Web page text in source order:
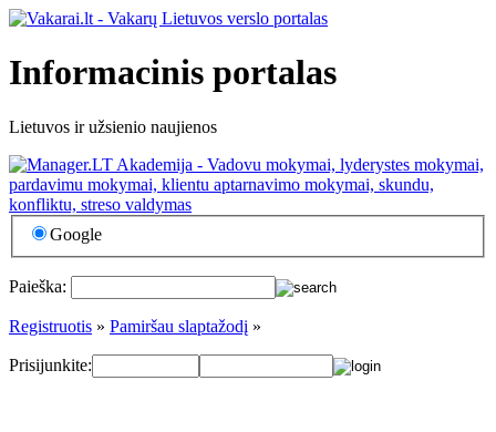
Informacinis portalas
Lietuvos ir užsienio naujienos
Google
Paieška:
Registruotis » Pamiršau slaptažodį »
Prisijunkite: